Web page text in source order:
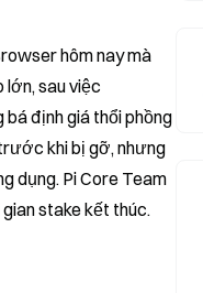
hôm nay mà
lớn, sau việc
định giá thổi phồng
khi bị gỡ, nhưng
dụng. Pi Core Team
stake kết thúc.